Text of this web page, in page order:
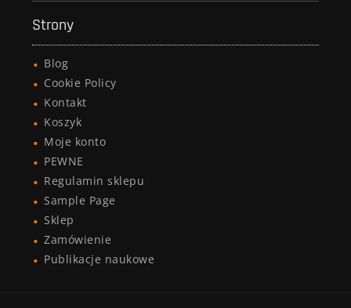
Strony
Blog
Cookie Policy
Kontakt
Koszyk
Moje konto
PEWNE
Regulamin sklepu
Sample Page
Sklep
Zamówienie
Publikacje naukowe